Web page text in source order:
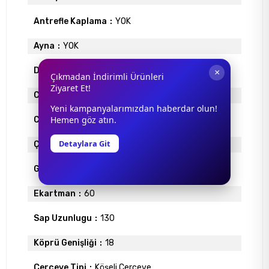
Antrefle Kaplama YOK
Ayna YOK
Degrade
Cam Materyali
Cam Rengi MAVİ
Çerçeve Materyali
Gövde Rengi
Ekartman 60
Sap Uzunlugu 130
Köprü Genişliği 18
×
Çıkmadan İndirimli Ürünleri
Ziyaret Et!
Yeni kampanyalarımızdan haberdar olun!
Hemen göz atın.
Detaylara Git